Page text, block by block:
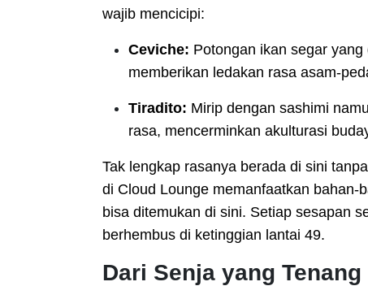
wajib mencicipi:
Ceviche: Potongan ikan segar
memberikan ledakan rasa asam-
Tiradito: Mirip dengan sashimi
rasa, mencerminkan akulturasi
Tak lengkap rasanya berada di sini
di Cloud Lounge memanfaatkan bahan-
bisa ditemukan di sini. Setiap sesapan
berhembus di ketinggian lantai 49.
Dari Senja yang